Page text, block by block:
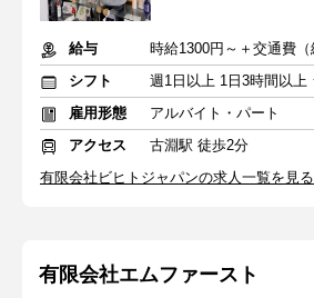
給与
シフト
雇用形態
アルバイト・パート
アクセス
古淵駅 徒歩2分
有限会社ビヒトジャパンの求人一覧を見る
有限会社エムファースト